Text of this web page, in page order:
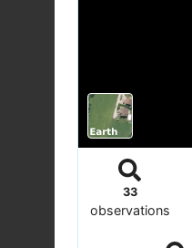
33
observations